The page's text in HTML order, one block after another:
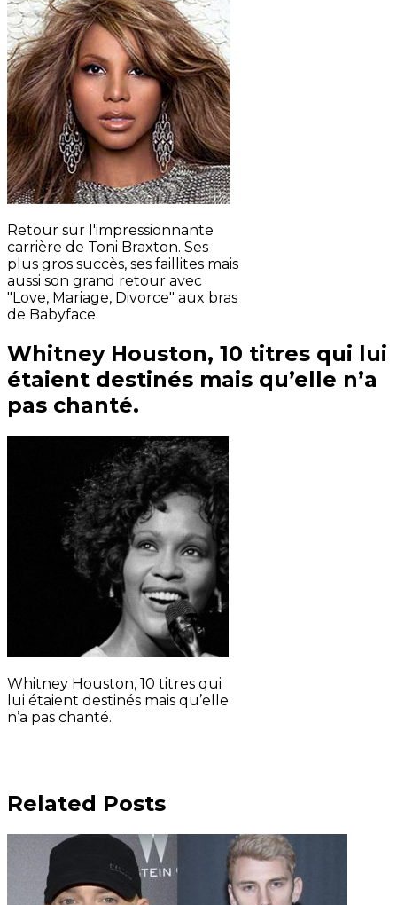
Retour sur l'impressionnante
carrière de Toni Braxton. Ses
plus gros succès, ses faillites mais
aussi son grand retour avec
"Love, Mariage, Divorce" aux bras
de Babyface.
Whitney Houston, 10 titres qui lui
étaient destinés mais qu’elle n’a
pas chanté.
Whitney Houston, 10 titres qui
lui étaient destinés mais qu’elle
n’a pas chanté.
Related Posts